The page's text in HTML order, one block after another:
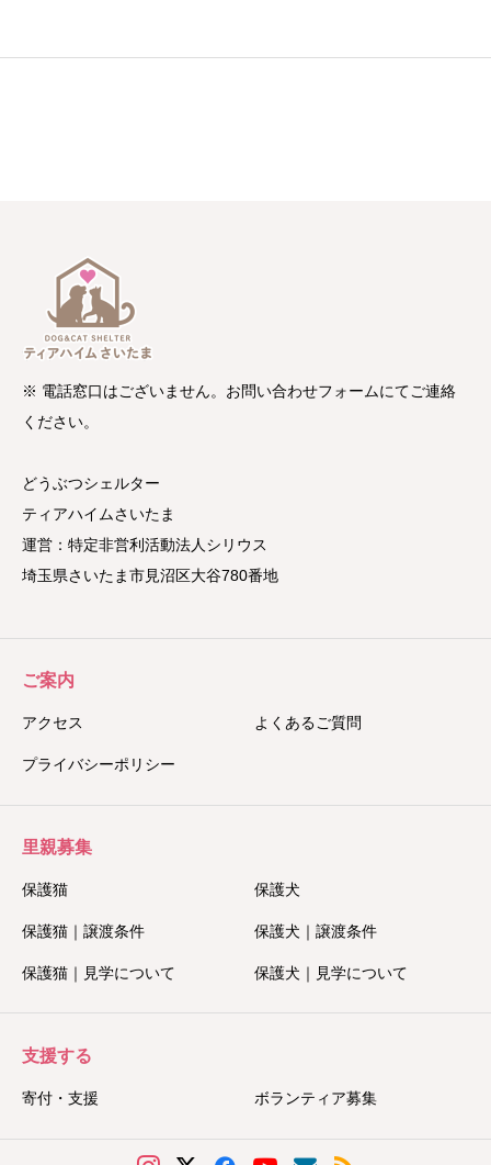
※ 電話窓口はございません。お問い合わせフォームにてご連絡
ください。
どうぶつシェルター
ティアハイムさいたま
運営：特定非営利活動法人シリウス
埼玉県さいたま市見沼区大谷780番地
ご案内
アクセス よくあるご質問
プライバシーポリシー
里親募集
保護猫 保護犬
保護猫｜譲渡条件 保護犬｜譲渡条件
保護猫｜見学について 保護犬｜見学について
支援する
寄付・支援 ボランティア募集